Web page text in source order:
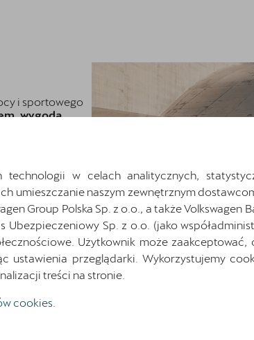
i sportowego
wygodą
Ci komfort
eksploruj
moc, lecz także
przygodę!
w celach analitycznych,
umieszczanie naszym zewnętrznym
Group Polska Sp. z o.o., a także Volkswagen
Ubezpieczeniowy Sp. z o.o. (jako
Użytkownik może
ustawienia przeglądarki. Wykorzystujemy
treści na stronie.
cookies